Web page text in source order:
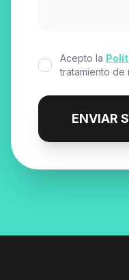
Acepto la
tratamiento de
ENVIAR